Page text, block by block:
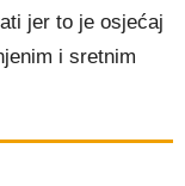
jer to je osjećaj
i sretnim